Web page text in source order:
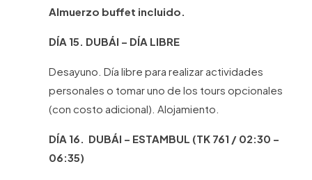
Almuerzo buffet incluido.
DÍA 15. DUBÁI – DÍA LIBRE
Desayuno. Día libre para realizar actividades
personales o tomar uno de los tours opcionales
(con costo adicional). Alojamiento.
DÍA 16. DUBÁI – ESTAMBUL (TK 761 / 02:30 –
06:35)